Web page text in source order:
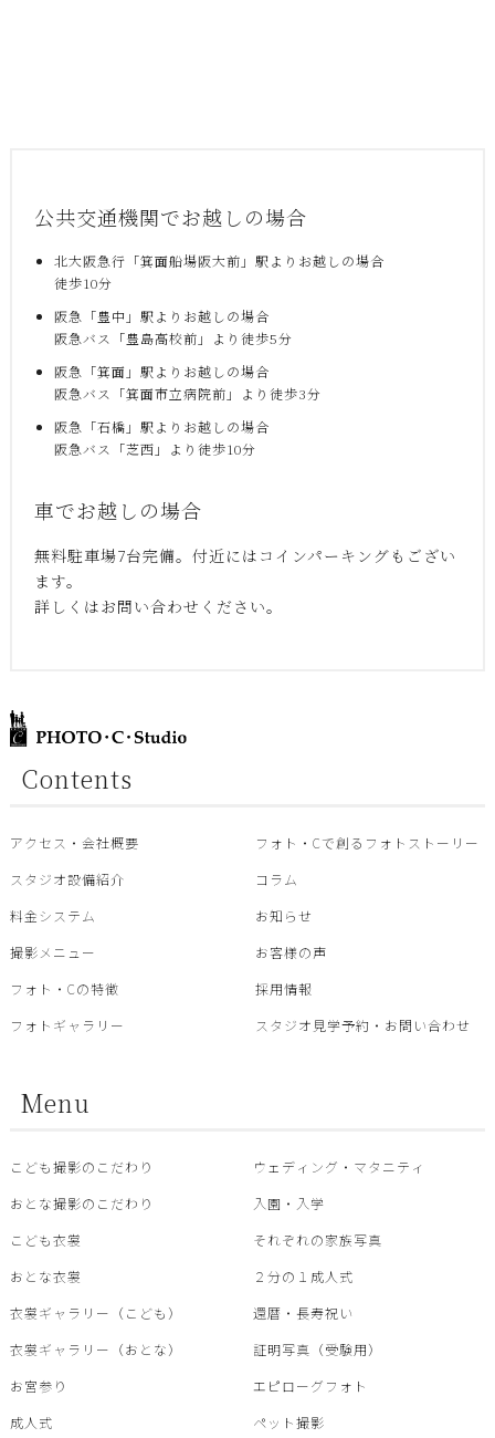
公共交通機関でお越しの場合
北大阪急行「箕面船場阪大前」駅よりお越しの場合
徒歩10分
阪急「豊中」駅よりお越しの場合
阪急バス「豊島高校前」より徒歩5分
阪急「箕面」駅よりお越しの場合
阪急バス「箕面市立病院前」より徒歩3分
阪急「石橋」駅よりお越しの場合
阪急バス「芝西」より徒歩10分
車でお越しの場合
無料駐車場7台完備。付近にはコインパーキングもござい
ます。
詳しくはお問い合わせください。
Contents
アクセス・会社概要
スタジオ設備紹介
料金システム
撮影メニュー
フォト・Cの特徴
フォトギャラリー
フォト・Cで創るフォトストーリー
コラム
お知らせ
お客様の声
採用情報
スタジオ見学予約・お問い合わせ
Menu
こども撮影のこだわり
おとな撮影のこだわり
こども衣裳
おとな衣裳
衣裳ギャラリー（こども）
衣裳ギャラリー（おとな）
お宮参り
成人式
ウェディング・マタニティ
入園・入学
それぞれの家族写真
２分の１成人式
還暦・⾧寿祝い
証明写真（受験用）
エピローグフォト
ペット撮影